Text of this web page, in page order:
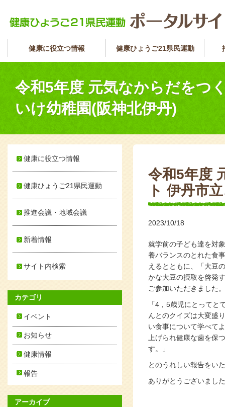
健康に役立つ情報 健康ひょうご21県民運動
令和5年度 元気なからだをつ
いけ幼稚園(阪神北伊丹)
令和5年度
ト 伊丹市
2023/10/18
就学前の子ども達を対
養バランスのとれた食
えるとともに、「大豆
かな大豆の摂取を啓発
ご参加いただきました。
「4，5歳児にとってと
んとのクイズは大変盛
い食事について学べて
上げられ健康な歯を保
す。」
とのうれしい報告をい
ありがとうございまし
健康に役立つ情報
健康ひょうご21県民運動
推進会議・地域会議
新着情報
サイト内検索
カテゴリ
イベント
お知らせ
健康情報
報告
アーカイブ